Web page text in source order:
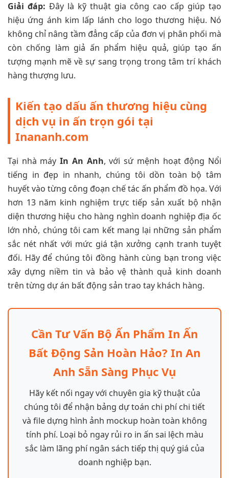
Giải đáp: Đây là kỹ thuật gia công cao cấp giúp tạo
hiệu ứng ánh kim lấp lánh cho logo thương hiệu. Nó
không chỉ nâng tầm đẳng cấp của đơn vị phân phối mà
còn chống làm giả ấn phẩm hiệu quả, giúp tạo ấn
tượng mạnh mẽ về sự sang trọng trong tâm trí khách
hàng thượng lưu.
Kiến tạo dấu ấn thương hiệu cùng
dịch vụ in ấn trọn gói tại
Inananh.com
Tại nhà máyIn An Anh, với sứ mệnh hoạt động Nổi
tiếng in đẹp in nhanh, chúng tôi dồn toàn bộ tâm
huyết vào từng công đoạn chế tác ấn phẩm đồ họa. Với
hơn 13 năm kinh nghiệm trực tiếp sản xuất bộ nhận
diện thương hiệu cho hàng nghìn doanh nghiệp địa ốc
lớn nhỏ, chúng tôi cam kết mang lại những sản phẩm
sắc nét nhất với mức giá tận xưởng cạnh tranh tuyệt
đối. Hãy để chúng tôi đồng hành cùng bạn trong việc
xây dựng niềm tin và bảo vệ thành quả kinh doanh
trên từng dự án bất động sản trao tay khách hàng.
Cần Tư Vấn Bộ Ấn Phẩm In Ấn
Bất Động Sản Hoàn Hảo? In An
Anh Sẵn Sàng Phục Vụ
Hãy kết nối ngay với chuyên gia kỹ thuật của
chúng tôi để nhận bảng dự toán chi phí chi tiết
và file dựng hình ảnh mockup hoàn toàn không
tính phí. Loại bỏ ngay rủi ro in ấn sai lệch màu
sắc làm lãng phí ngân sách tiếp thị quý giá của
doanh nghiệp bạn.